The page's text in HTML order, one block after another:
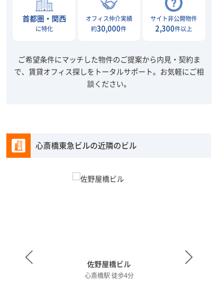
首都圏・関西
に特化
オフィス仲介実績
約30,000件
サイト非公開物件
2,300件以上
ご希望条件にマッチした物件のご提案から内見・契約ま
で、賃貸オフィス探しをトータルサポート。 お気軽にご相
談ください。
心斎橋東急ビルの近隣のビル
佐野屋橋ビル
心斎橋駅 徒歩4分